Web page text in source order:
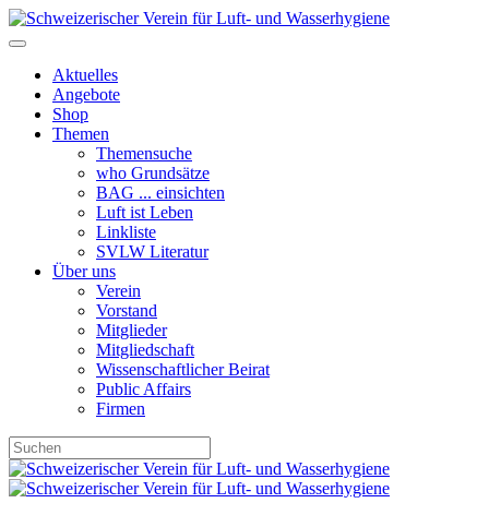
Aktuelles
Angebote
Shop
Themen
Themensuche
who Grundsätze
BAG ... einsichten
Luft ist Leben
Linkliste
SVLW Literatur
Über uns
Verein
Vorstand
Mitglieder
Mitgliedschaft
Wissenschaftlicher Beirat
Public Affairs
Firmen